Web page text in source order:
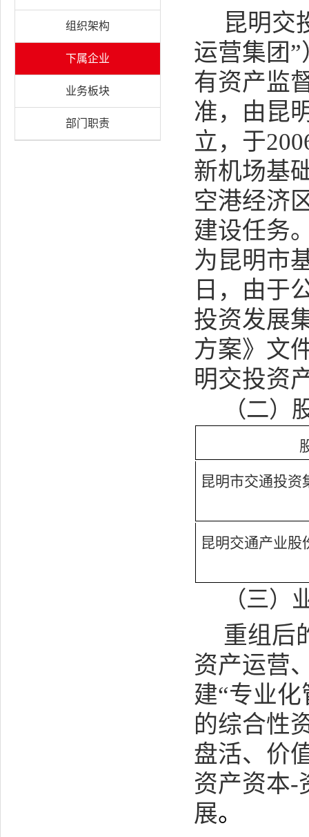
组织架构
下属企业
业务板块
部门职责
昆明交
运营集团”
有资产监
准，由昆
立，于
新机场基
空港经济
建设任务
为昆明市
日，由于
投资发展
方案》文
明交投资
（二）
昆明市交通投资
昆明交通产业股
（三）
重组后
资产运营
建“专业
的综合性
盘活、价
资产资本-
展。